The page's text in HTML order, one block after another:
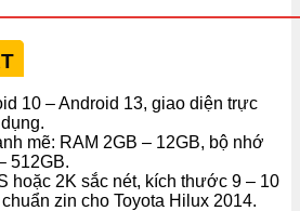
10 – Android 13, giao diện trực
mẽ: RAM 2GB – 12GB, bộ nhớ
512GB.
hoặc 2K sắc nét, kích thước 9 – 10
zin cho Toyota Hilux 2014.